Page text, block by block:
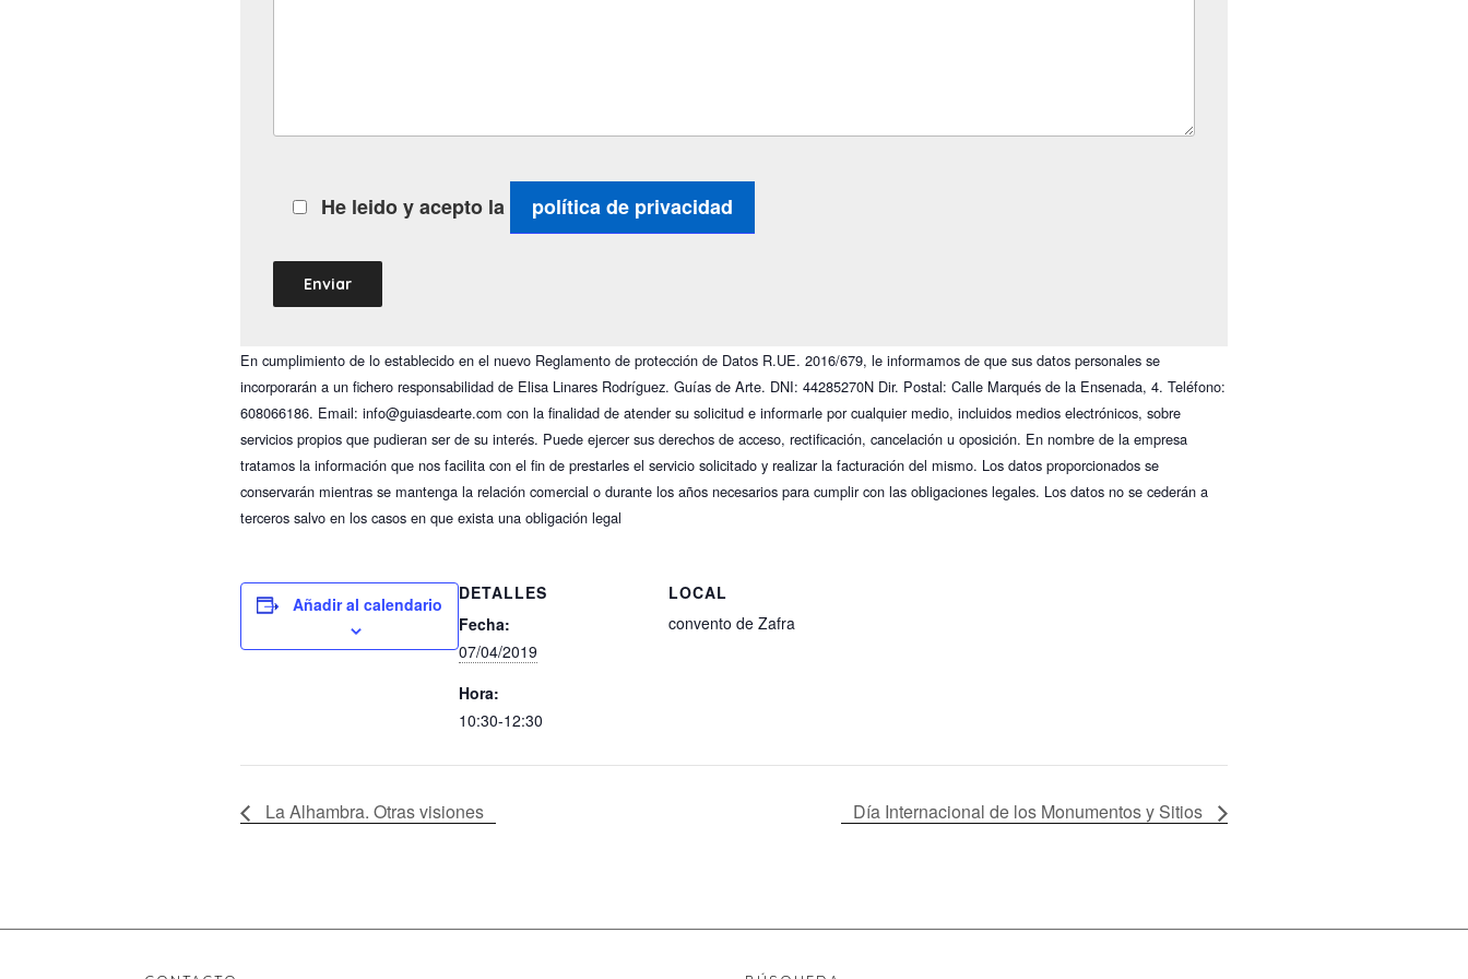
He leido y acepto la política de privacidad
En cumplimiento de lo establecido en el nuevo Reglamento de protección de Datos R.UE. 2016/679, le informamos de que sus datos personales se
incorporarán a un fichero responsabilidad de Elisa Linares Rodríguez. Guías de Arte. DNI: 44285270N Dir. Postal: Calle Marqués de la Ensenada, 4. Teléfono:
608066186. Email: info@guiasdearte.com con la finalidad de atender su solicitud e informarle por cualquier medio, incluidos medios electrónicos, sobre
servicios propios que pudieran ser de su interés. Puede ejercer sus derechos de acceso, rectificación, cancelación u oposición. En nombre de la empresa
tratamos la información que nos facilita con el fin de prestarles el servicio solicitado y realizar la facturación del mismo. Los datos proporcionados se
conservarán mientras se mantenga la relación comercial o durante los años necesarios para cumplir con las obligaciones legales. Los datos no se cederán a
terceros salvo en los casos en que exista una obligación legal
Añadir al calendario
DETALLES
Fecha:
07/04/2019
Hora:
10:30-12:30
LOCAL
convento de Zafra
La Alhambra. Otras visiones Día Internacional de los Monumentos y Sitios